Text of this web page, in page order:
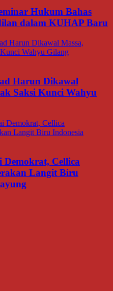
Hukum Bahas
dalam KUHAP Baru
Harun Dikawal
Saksi Kunci Wahyu
Demokrat, Cellica
Langit Biru